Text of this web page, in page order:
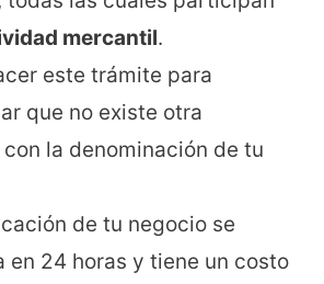
mercantil.
este trámite para
que no existe otra
la denominación de tu
de tu negocio se
en 24 horas y tiene un costo